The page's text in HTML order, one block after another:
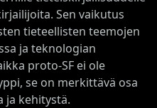
Sen vaikutus
tieteellisten teemojen
ja teknologian
proto-SF ei ole
se on merkittävä osa
ja kehitystä.